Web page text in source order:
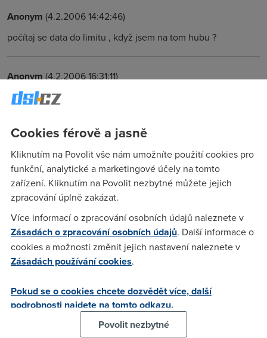
Anonym (4.2.2006 14:42:46)
počítaj se data do limitu , když jsem na tom hubu ?
Anonym(4.2.2006 16:31:11)
Jo
Anonym(4.2.2006 18:02:07)
Jasně že když jsou rychejší lajny tak k tomu musí odpovídat i
vyšší limity a ne přecházet s malýma limitama to je o
Telecomu jedna z vychytávek , druhá pak je že spousta lidí
se na nový rychlosti 3-4Mbs technicky vůbec nedostane ,
jsou takový lokality kde to víc jak 2Mbs prostě nejde.
Martan(5.2.2006 08:27:19)
mam na modemu od zacatku 2048, zacal jsem s Impulsem
128. U paternich linek se obvykle plati za data. Klidne se to
mohlo prevest do adsl. Vsichni by mely nejvyssi moznou
rychlost a tarify by se lisily jen limitem. Jenze to by nejaky
Cookies férově a jasně
Kliknutím na Povolit vše nám umožníte použití cookies pro
funkční, analytické a marketingové účely na tomto
zařízení. Kliknutím na Povolit nezbytné můžete jejich
zpracování úplně zakázat.
Více informací o zpracování osobních údajů naleznete v
Zásadách o zpracování osobních údajů. Další informace o
cookies a možnosti změnit jejich nastavení naleznete v
Zásadách používání cookies.
Pokud se o cookies chcete dozvědět více, další
podrobnosti najdete na tomto odkazu.
Povolit nezbytné